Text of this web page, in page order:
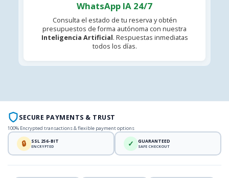
WhatsApp IA 24/7
Consulta el estado de tu reserva y obtén
presupuestos de forma autónoma con nuestra
Inteligencia Artificial. Respuestas inmediatas
todos los días.
SECURE PAYMENTS & TRUST
100% Encrypted transactions & flexible payment options
🔒 SSL 256-BIT
ENCRYPTED ✓ GUARANTEED
SAFE CHECKOUT